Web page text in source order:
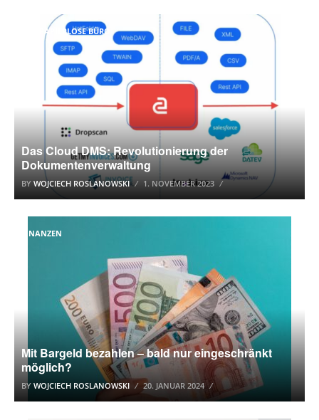
DAS PAPIERLOSE BÜRO
Das Cloud DMS: Revolutionierung der
Dokumentenverwaltung
BY WOJCIECH ROSLANOWSKI 1. NOVEMBER 2023
FINANZEN
Mit Bargeld bezahlen – bald nur eingeschränkt
möglich?
BY WOJCIECH ROSLANOWSKI 20. JANUAR 2024